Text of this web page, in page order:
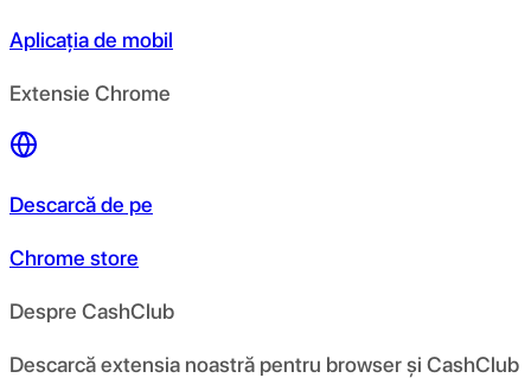
Aplicația de mobil
Extensie Chrome
Descarcă de pe
Chrome store
Despre CashClub
Descarcă extensia noastră pentru browser și CashClub